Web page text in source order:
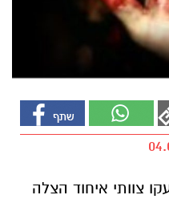
צוותי איחוד הצלה